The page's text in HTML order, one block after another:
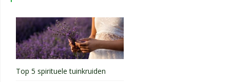
Top 5 spirituele tuinkruiden